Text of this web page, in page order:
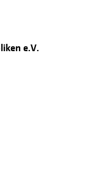
e.V.